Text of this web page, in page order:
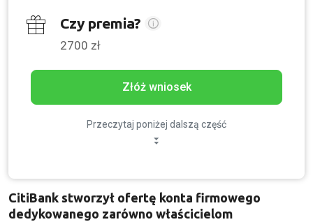
Czy premia?
2700 zł
Złóż wniosek
Przeczytaj poniżej dalszą część
CitiBank stworzył ofertę konta firmowego
dedykowanego zarówno właścicielom